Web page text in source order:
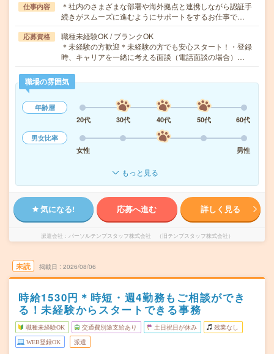
仕事内容
＊社内のさまざまな部署や海外拠点と連携しながら認証手
続きがスムーズに進むようにサポートをするお仕事で…
応募資格
職種未経験OK / ブランクOK
＊未経験の方歓迎＊未経験の方でも安心スタート！・登録
時、キャリアを一緒に考える面談（電話面談の場合）…
職場の雰囲気
年齢層
20代
30代 40代 50代
60代
男女比率
女性
男性
もっと見る
気になる! 応募へ進む 詳しく見る
派遣会社 パーソルテンプスタッフ株式会社 （旧テンプスタッフ株式会社）
未読 掲載日 2026/08/06
時給1530円＊時短・週4勤務もご相談ができ
る！未経験からスタートできる事務
職種未経験OK 交通費別途支給あり 土日祝日が休み 残業なし
WEB登録OK 派遣